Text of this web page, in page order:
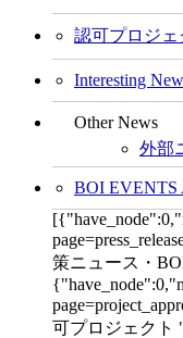
認可プロジェ
Interesting
Other News
外部
BOI
策ニュース・
可プロジェクト